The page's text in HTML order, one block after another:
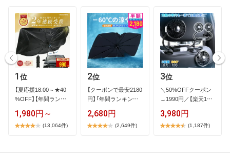
1 位
【​夏​応​援​1​8​:​0​0​～​★​4​0​
%​O​F​F​】​【​年​間​ラ​ン​キ​
1,980円～
(13,064件)
2位
【​ク​ー​ポ​ン​で​最​安​2​1​8​0​
円​】​「​年​間​ラ​ン​キ​ン​…
2,680円
(2,649件)
3位
＼​5​0​%​O​F​F​ク​ー​ポ​ン​
→​1​9​9​0​円​／​【​楽​天​1​位​
3,980円
(1,187件)